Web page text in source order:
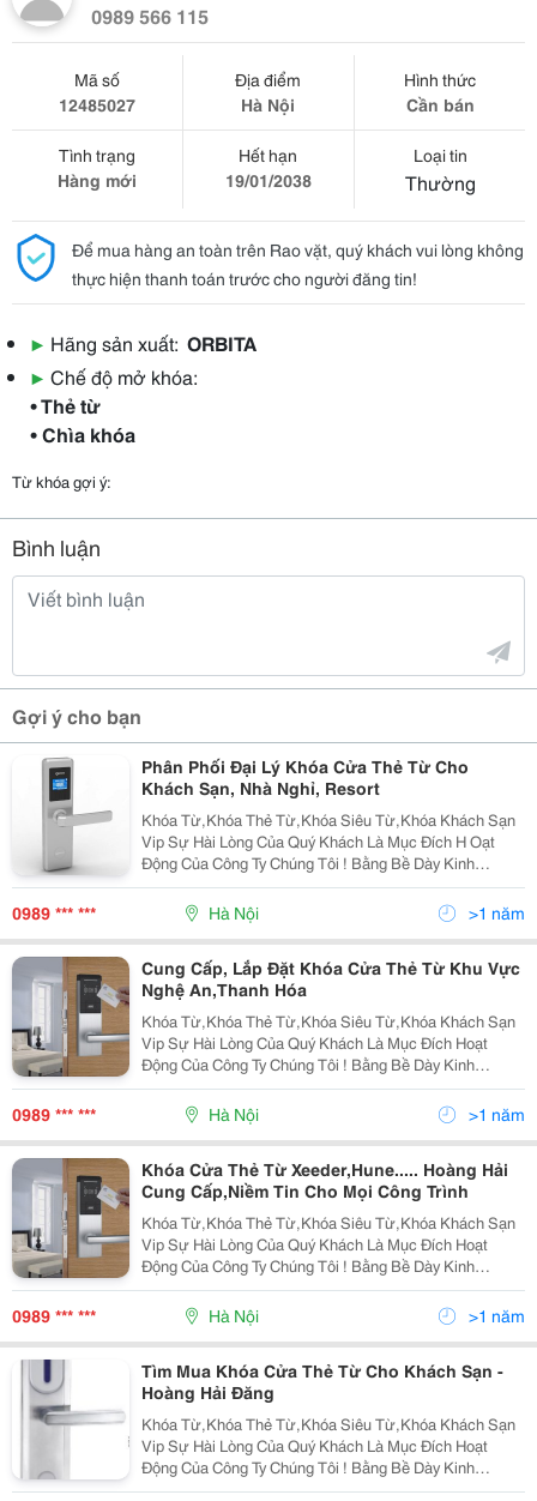
0989 566 115
Mã số
12485027
Địa điểm
Hà Nội
Hình thức
Cần bán
Tình trạng
Hàng mới
Hết hạn
19/01/2038
Loại tin
Thường
Để mua hàng an toàn trên Rao vặt, quý khách vui lòng không
thực hiện thanh toán trước cho người đăng tin!
▶ Hãng sản xuất: ORBITA
▶ Chế độ mở khóa:
• Thẻ từ
• Chìa khóa
Từ khóa gợi ý:
Bình luận
Gợi ý cho bạn
Phân Phối Đại Lý Khóa Cửa Thẻ Từ Cho
Khách Sạn, Nhà Nghỉ, Resort
Khóa Từ,Khóa Thẻ Từ,Khóa Siêu Từ,Khóa Khách Sạn
Vip Sự Hài Lòng Của Quý Khách Là Mục Đích H Oạt
Động Của Công Ty Chúng Tôi ! Bằng Bề Dày Kinh
Nghiệm Lâu Năm Trong Lĩnh Vực Khóa Thẻ Từ,Thiết Bị
Kiểm Soát Thang Máy,Lắp Đặt Và Phân Phối Đến Toàn
0989 *** *** Hà Nội >1 năm
Cung Cấp, Lắp Đặt Khóa Cửa Thẻ Từ Khu Vực
Nghệ An,Thanh Hóa
Khóa Từ,Khóa Thẻ Từ,Khóa Siêu Từ,Khóa Khách Sạn
Vip Sự Hài Lòng Của Quý Khách Là Mục Đích Hoạt
Động Của Công Ty Chúng Tôi ! Bằng Bề Dày Kinh
Nghiệm Lâu Năm Trong Lĩnh Vực Khóa Thẻ Từ,Thiết Bị
Kiểm Soát Thang Máy,Lắp Đặt Và Ph Ân Phối Đến Toàn
0989 *** *** Hà Nội >1 năm
Khóa Cửa Thẻ Từ Xeeder,Hune..... Hoàng Hải
Cung Cấp,Niềm Tin Cho Mọi Công Trình
Khóa Từ,Khóa Thẻ Từ,Khóa Siêu Từ,Khóa Khách Sạn
Vip Sự Hài Lòng Của Quý Khách Là Mục Đích Hoạt
Động Của Công Ty Chúng Tôi ! Bằng Bề Dày Kinh
Nghiệm Lâu Năm Trong Lĩnh Vực Khóa Thẻ Từ,Thiết Bị
Kiểm Soát Thang Máy,Lắp Đặt Và Phân Phối Đến Toàn
0989 *** *** Hà Nội >1 năm
Tìm Mua Khóa Cửa Thẻ Từ Cho Khách Sạn -
Hoàng Hải Đăng
Khóa Từ,Khóa Thẻ Từ,Khóa Siêu Từ,Khóa Khách Sạn
Vip Sự Hài Lòng Của Quý Khách Là Mục Đích Hoạt
Động Của Công Ty Chúng Tôi ! Bằng Bề Dày Kinh
Nghiệm Lâu Năm Trong Lĩnh Vực Khóa Thẻ Từ,Thiết Bị